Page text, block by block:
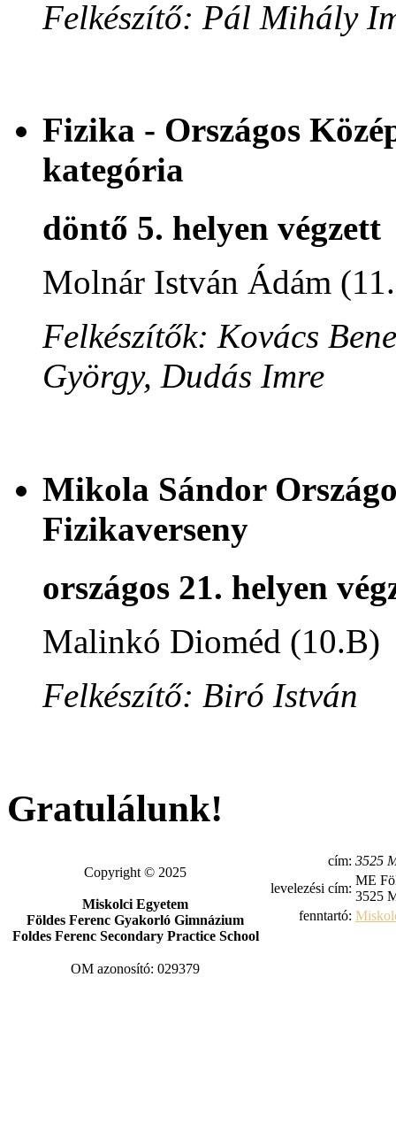
Felkészítő: Pál Mihály
Fizika - Országos
kategória
döntő 5. helyen végzett
Molnár István Ádám
Felkészítők: Kovács
György, Dudás Imre
Mikola Sándor
Fizikaverseny
országos 21. helyen
Malinkó Dioméd (10.B)
Felkészítő: Biró István
Gratulálunk!
Copyright © 2025
Miskolci Egyetem
Földes Ferenc Gyakorló Gimnázium
Foldes Ferenc Secondary Practice School
OM azonosító: 029379
cím: 3525
levelezési cím:
ME
3525
fenntartó: